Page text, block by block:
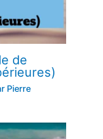
de
Pierre